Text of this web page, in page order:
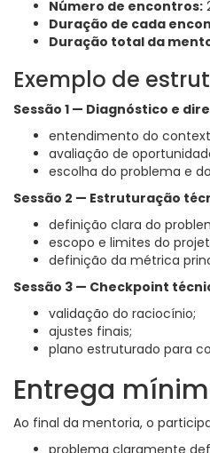
Número de encontros:
Duração de cada
Duração total da
Exemplo de
Sessão 1 — Diagnóstico e
entendimento do
avaliação de
escolha do problema e
Sessão 2 — Estruturação
definição clara do
escopo e limites do
definição da métrica
Sessão 3 — Checkpoint
validação do raciocínio;
ajustes finais;
plano estruturado para
Entrega
Ao final da mentoria, o
problema claramente